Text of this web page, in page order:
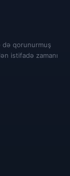
də qorunurmuş
istifadə zamanı